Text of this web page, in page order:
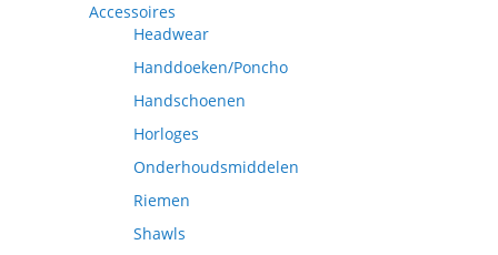
Accessoires
Headwear
Handdoeken/Poncho
Handschoenen
Horloges
Onderhoudsmiddelen
Riemen
Shawls